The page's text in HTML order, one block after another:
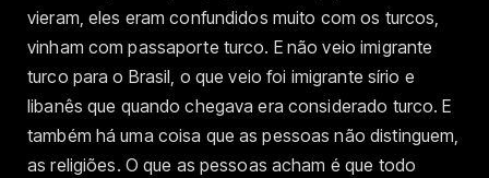
vieram, eles eram confundidos muito com os turcos,
vinham com passaporte turco. E não veio imigrante
turco para o Brasil, o que veio foi imigrante sírio e
libanês que quando chegava era considerado turco. E
também há uma coisa que as pessoas não distinguem,
as religiões. O que as pessoas acham é que todo